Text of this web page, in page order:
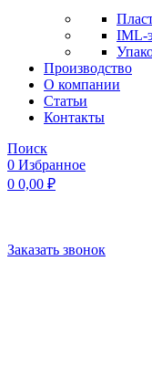
IML-
Производство
О компании
Статьи
Контакты
Поиск
0 Избранное
0 0,00 ₽
Заказать звонок